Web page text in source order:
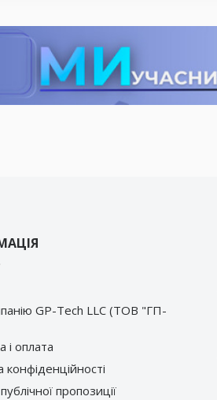
GP-Tech LLC (ТОВ "ГП-
і оплата
конфіденційності
пропозиції